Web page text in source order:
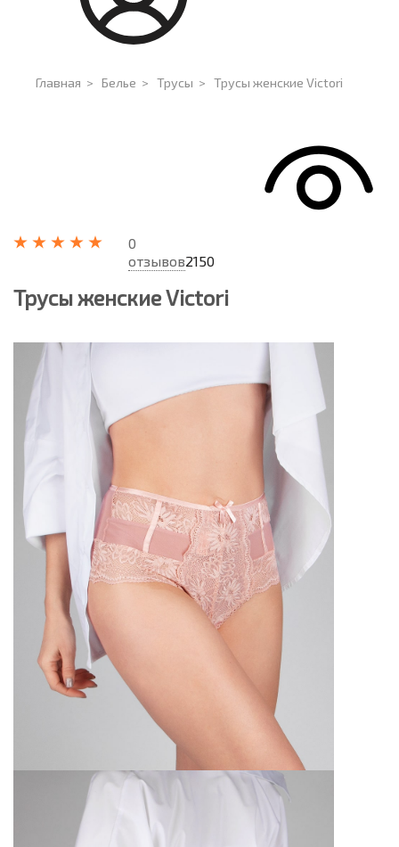
Главная > Белье > Трусы > Трусы женские Victori
0
отзывов2150
Трусы женские Victori